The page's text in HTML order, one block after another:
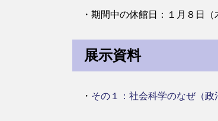
・期間中の休館日：１月８日（
展示資料
・ その１：社会科学のなぜ（